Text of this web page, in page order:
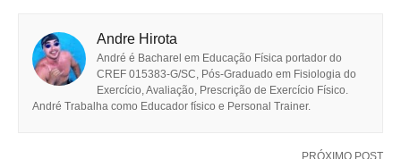
Andre Hirota
André é Bacharel em Educação Física portador do
CREF 015383-G/SC, Pós-Graduado em Fisiologia do
Exercício, Avaliação, Prescrição de Exercício Físico.
André Trabalha como Educador físico e Personal Trainer.
PRÓXIMO POST